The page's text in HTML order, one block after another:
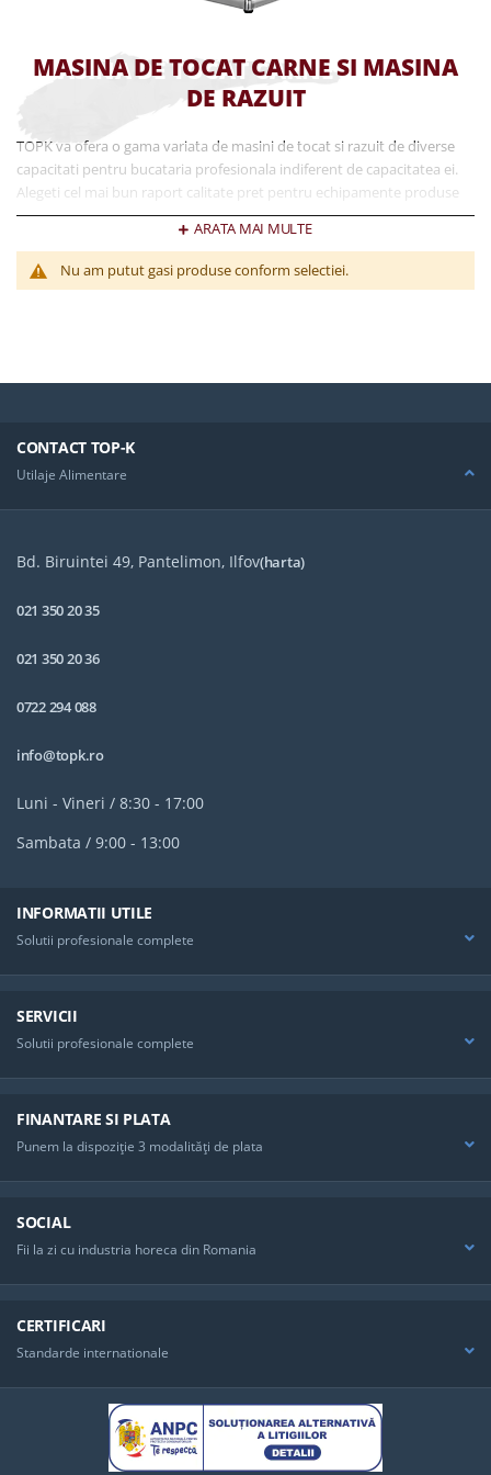
MASINA DE TOCAT CARNE SI MASINA
DE RAZUIT
TOPK va ofera o gama variata de masini de tocat si razuit de diverse
capacitati pentru bucataria profesionala indiferent de capacitatea ei.
Alegeti cel mai bun raport calitate pret pentru echipamente produse
cu ultima tehnologie, dedicate nevoilor dvs.
ARATA MAI MULTE
Nu am putut gasi produse conform selectiei.
CONTACT TOP-K
Utilaje Alimentare
Bd. Biruintei 49, Pantelimon, Ilfov(harta)
021 350 20 35
021 350 20 36
0722 294 088
info@topk.ro
Luni - Vineri / 8:30 - 17:00
Sambata / 9:00 - 13:00
INFORMATII UTILE
Solutii profesionale complete
SERVICII
Solutii profesionale complete
FINANTARE SI PLATA
Punem la dispoziţie 3 modalităţi de plata
SOCIAL
Fii la zi cu industria horeca din Romania
CERTIFICARI
Standarde internationale